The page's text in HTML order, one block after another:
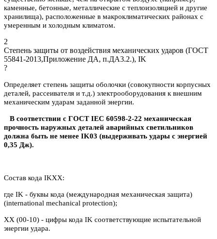
каменные, бетонные, металлические с теплоизоляцией и другие
хранилища), расположенные в макроклиматических районах с
умеренным и холодным климатом.
2
Степень защиты от воздействия механических ударов (ГОСТ
55841-2013,Приложение ДА, п.ДА3.2.), IK
?
Определяет степень защиты оболочки (совокупности корпусных
деталей, рассеивателя и т.д.) электрооборудования к внешним
механическим ударам заданной энергии.
В соответствии с ГОСТ IEC 60598-2-22 механическая
прочность наружных деталей аварийных светильников
должна быть не менее IK03 (выдерживать удары с энергией
0,35 Дж).
Состав кода IKXX:
где IK - буквы кода (международная механическая защита)
(international mechanical protection);
XX (00-10) - цифры кода IK соответствующие испытательной
энергии удара.